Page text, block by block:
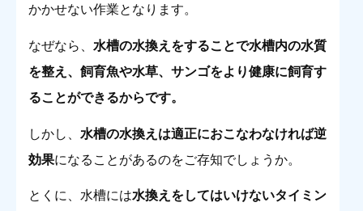
かかせない作業となります。
なぜなら、 水槽の水換えをすることで水槽内の水質
を整え、飼育魚や水草、サンゴをより健康に飼育す
ることができるからです。
しかし、 水槽の水換えは適正におこなわなければ逆
効果になることがあるのをご存知でしょうか。
とくに、水槽には水換えをしてはいけないタイミン